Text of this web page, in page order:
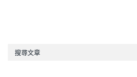
搜尋文章